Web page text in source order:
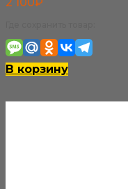
В корзину